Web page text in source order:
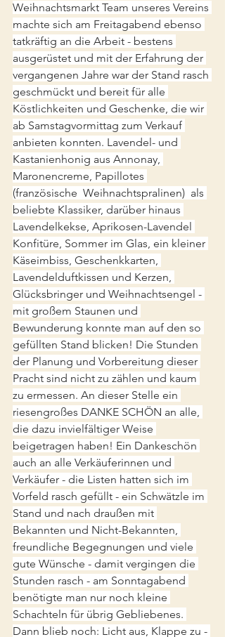
Weihnachtsmarkt Team unseres Vereins
machte sich am Freitagabend ebenso
tatkräftig an die Arbeit - bestens
ausgerüstet und mit der Erfahrung der
vergangenen Jahre war der Stand rasch
geschmückt und bereit für alle
Köstlichkeiten und Geschenke, die wir
ab Samstagvormittag zum Verkauf
anbieten konnten. Lavendel- und
Kastanienhonig aus Annonay,
Maronencreme, Papillotes
(französische  Weihnachtspralinen)  als
beliebte Klassiker, darüber hinaus
Lavendelkekse, Aprikosen-Lavendel
Konfitüre, Sommer im Glas, ein kleiner
Käseimbiss, Geschenkkarten,
Lavendelduftkissen und Kerzen,
Glücksbringer und Weihnachtsengel -
mit großem Staunen und
Bewunderung konnte man auf den so
gefüllten Stand blicken! Die Stunden
der Planung und Vorbereitung dieser
Pracht sind nicht zu zählen und kaum
zu ermessen. An dieser Stelle ein
riesengroßes DANKE SCHÖN an alle,
die dazu invielfältiger Weise
beigetragen haben! Ein Dankeschön
auch an alle Verkäuferinnen und
Verkäufer - die Listen hatten sich im
Vorfeld rasch gefüllt - ein Schwätzle im
Stand und nach draußen mit
Bekannten und Nicht-Bekannten,
freundliche Begegnungen und viele
gute Wünsche - damit vergingen die
Stunden rasch - am Sonntagabend
benötigte man nur noch kleine
Schachteln für übrig Gebliebenes.
Dann blieb noch: Licht aus, Klappe zu -